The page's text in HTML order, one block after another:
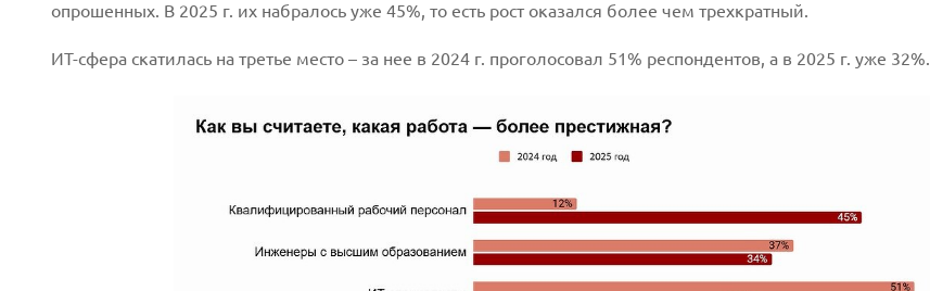
опрошенных. В 2025 г. их набралось уже 45%, то есть рост оказался более чем трехкратный.
ИТ-сфера скатилась на третье место – за нее в 2024 г. проголосовал 51% респондентов, а в 2025 г. уже 32%.